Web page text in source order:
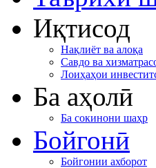
Иқтисод
Нақлиёт ва алоқа
Савдо ва
Лоиҳаҳои
Ба аҳолӣ
Ба сокинони шаҳр
Бойгонӣ
Бойгонии ахборот